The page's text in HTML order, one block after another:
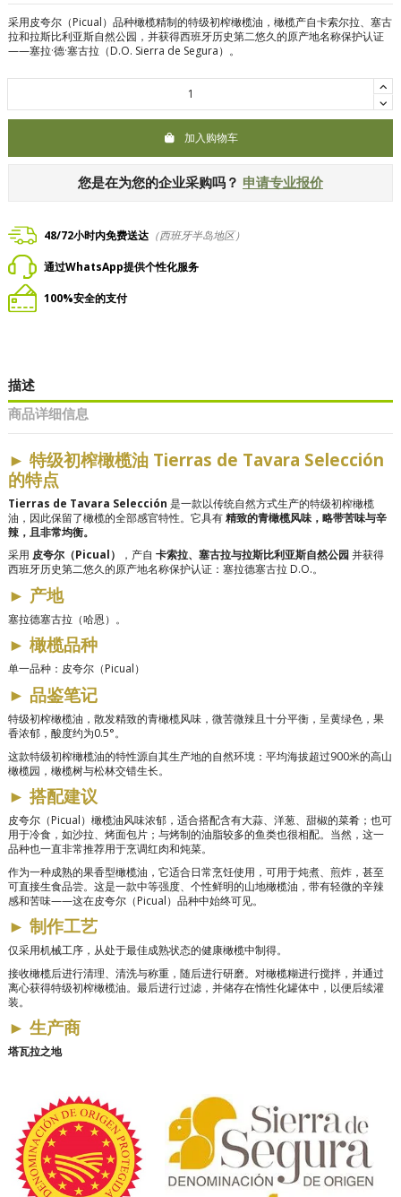
采用皮夸尔（Picual）品种橄榄精制的特级初榨橄榄油，橄榄产自卡索尔拉、塞古
拉和拉斯比利亚斯自然公园，并获得西班牙历史第二悠久的原产地名称保护认证
——塞拉·德·塞古拉（D.O. Sierra de Segura）。
加入购物车
您是在为您的企业采购吗？ 申请专业报价
48/72小时内免费送达 （西班牙半岛地区）
通过WhatsApp提供个性化服务
100%安全的支付
描述
商品详细信息
► 特级初榨橄榄油 Tierras de Tavara Selección
的特点
Tierras de Tavara Selección 是一款以传统自然方式生产的特级初榨橄榄
油，因此保留了橄榄的全部感官特性。它具有精致的青橄榄风味，略带苦味与辛
辣，且非常均衡。
采用 皮夸尔（Picual） ，产自 卡索拉、塞古拉与拉斯比利亚斯自然公园并获得
西班牙历史第二悠久的原产地名称保护认证：塞拉德塞古拉 D.O.。
► 产地
塞拉德塞古拉（哈恩）。
► 橄榄品种
单一品种：皮夸尔（Picual）
► 品鉴笔记
特级初榨橄榄油，散发精致的青橄榄风味，微苦微辣且十分平衡，呈黄绿色，果
香浓郁，酸度约为0.5°。
这款特级初榨橄榄油的特性源自其生产地的自然环境：平均海拔超过900米的高山
橄榄园，橄榄树与松林交错生长。
► 搭配建议
皮夸尔（Picual）橄榄油风味浓郁，适合搭配含有大蒜、洋葱、甜椒的菜肴；也可
用于冷食，如沙拉、烤面包片；与烤制的油脂较多的鱼类也很相配。当然，这一
品种也一直非常推荐用于烹调红肉和炖菜。
作为一种成熟的果香型橄榄油，它适合日常烹饪使用，可用于炖煮、煎炸，甚至
可直接生食品尝。这是一款中等强度、个性鲜明的山地橄榄油，带有轻微的辛辣
感和苦味——这在皮夸尔（Picual）品种中始终可见。
► 制作工艺
仅采用机械工序，从处于最佳成熟状态的健康橄榄中制得。
接收橄榄后进行清理、清洗与称重，随后进行研磨。对橄榄糊进行搅拌，并通过
离心获得特级初榨橄榄油。最后进行过滤，并储存在惰性化罐体中，以便后续灌
装。
► 生产商
塔瓦拉之地